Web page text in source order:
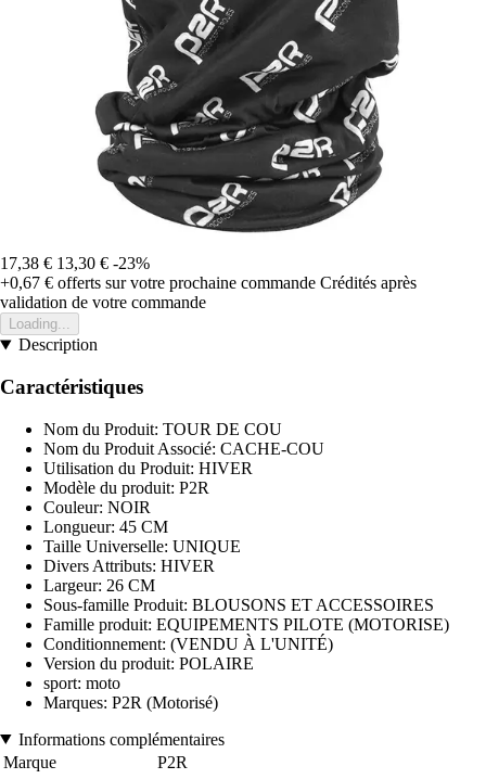
17,38 € 13,30 € -23%
+0,67 € offerts sur votre prochaine commande Crédités après
validation de votre commande
Loading...
Description
Caractéristiques
Nom du Produit: TOUR DE COU
Nom du Produit Associé: CACHE-COU
Utilisation du Produit: HIVER
Modèle du produit: P2R
Couleur: NOIR
Longueur: 45 CM
Taille Universelle: UNIQUE
Divers Attributs: HIVER
Largeur: 26 CM
Sous-famille Produit: BLOUSONS ET ACCESSOIRES
Famille produit: EQUIPEMENTS PILOTE (MOTORISE)
Conditionnement: (VENDU À L'UNITÉ)
Version du produit: POLAIRE
sport: moto
Marques: P2R (Motorisé)
Informations complémentaires
Marque
P2R